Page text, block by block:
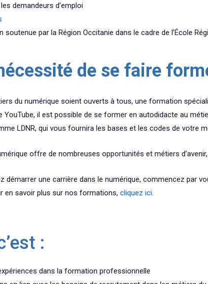
demandeurs d’emploi
soutenue par la Région Occitanie dans le cadre de l’École
de se faire
du numérique soient ouverts à tous, une formation
YouTube, il est possible de se former en autodidacte au
LDNR, qui vous fournira les bases et les codes de votre
offre de nombreuses opportunités et métiers
démarrer une carrière dans le numérique, commencez par
en savoir plus sur nos formations, cliquez ici.
:
dans la formation professionnelle